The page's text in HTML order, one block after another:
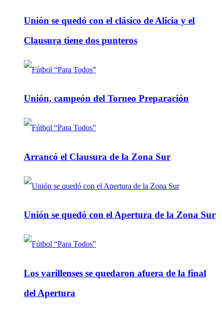
Unión se quedó con el clásico de Alicia y el
Clausura tiene dos punteros
Unión, campeón del Torneo Preparación
Arrancó el Clausura de la Zona Sur
Unión se quedó con el Apertura de la Zona Sur
Los varillenses se quedaron afuera de la final
del Apertura